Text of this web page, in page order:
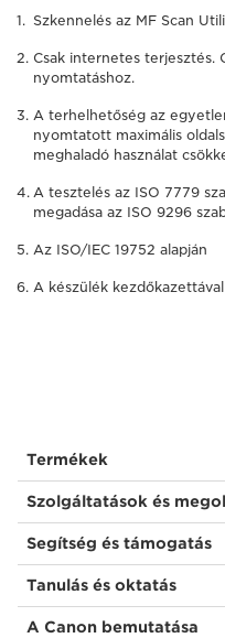
Szkennelés az MF Scan
Csak internetes terjesztés.
nyomtatáshoz.
A terhelhetőség az
nyomtatott maximális
meghaladó használat
A tesztelés az ISO 7779
megadása az ISO 9296
Az ISO/IEC 19752 alapján
A készülék
Termékek
Szolgáltatások és
Segítség és támogatás
Tanulás és oktatás
A Canon bemutatása